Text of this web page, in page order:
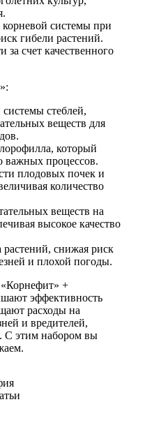
системы при
гибели растений.
счет качественного
стеблей,
веществ для
который
важных процессов.
плодовых почек и
количество
веществ на
высокое качество
снижая риск
и плохой погоды.
+
эффективность
расходы на
и вредителей,
С этим набором вы